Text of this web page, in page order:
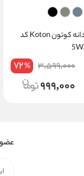
دورس مردانه مردانه کوتون Koton کد
3,599,000
72%
999,000